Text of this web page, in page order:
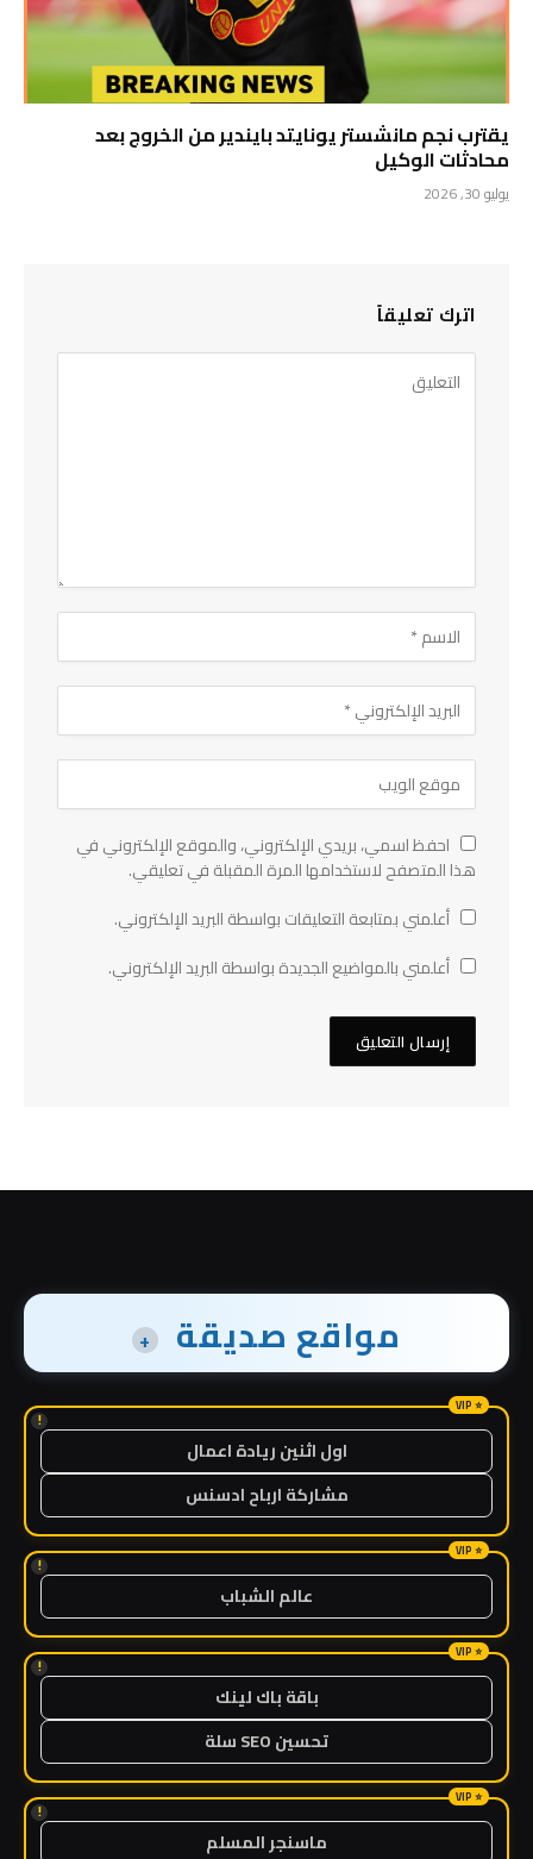
يقترب نجم مانشستر يونايتد بايندير من الخروج بعد
محادثات الوكيل
يوليو 30, 2026
اترك تعليقاً
احفظ اسمي، بريدي الإلكتروني، والموقع الإلكتروني في
هذا المتصفح لاستخدامها المرة المقبلة في تعليقي.
أعلمني بمتابعة التعليقات بواسطة البريد الإلكتروني.
أعلمني بالمواضيع الجديدة بواسطة البريد الإلكتروني.
مواقع صديقة +
!
اول اثنين ريادة اعمال
مشاركة ارباح ادسنس
!
عالم الشباب
!
باقة باك لينك
تحسين SEO سلة
!
ماسنجر المسلم